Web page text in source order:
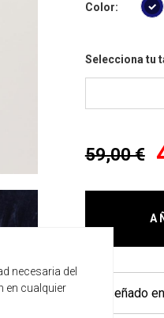
Color:
Selecciona tu
59,00 €
+ Diseñado
necesaria del
en cualquier